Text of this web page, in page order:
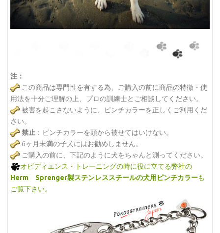
注：
この商品は専門性を有する為、ご購入の前に商品の特徴・使
用法を十分ご理解の上、プロの訓練士とご相談してください。
被害を起こさないように、ピンチカラーを正しくご利用くだ
さい。
禁止 ：ピンチカラーを頭から被せてはいけない。
6ヶ月未満の子犬にはお勧めしません。
ご購入の前に、下記のように犬をちゃんと測ってください。
オビディエンス・トレーニングの時に役に立てる弊社の
Herm Sprenger製ステンレススチールの犬用ピンチカラーも
ご覧下さい。